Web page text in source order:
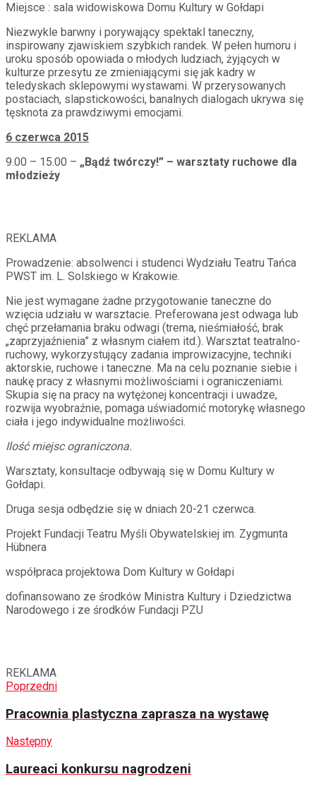
Miejsce : sala widowiskowa Domu Kultury w Gołdapi
Niezwykle barwny i porywający spektakl taneczny,
inspirowany zjawiskiem szybkich randek. W pełen humoru i
uroku sposób opowiada o młodych ludziach, żyjących w
kulturze przesytu ze zmieniającymi się jak kadry w
teledyskach sklepowymi wystawami. W przerysowanych
postaciach, slapstickowości, banalnych dialogach ukrywa się
tęsknota za prawdziwymi emocjami.
6 czerwca 2015
9.00 – 15.00 – „Bądź twórczy!” – warsztaty ruchowe dla
młodzieży
REKLAMA
Prowadzenie: absolwenci i studenci Wydziału Teatru Tańca
PWST im. L. Solskiego w Krakowie.
Nie jest wymagane żadne przygotowanie taneczne do
wzięcia udziału w warsztacie. Preferowana jest odwaga lub
chęć przełamania braku odwagi (trema, nieśmiałość, brak
„zaprzyjaźnienia” z własnym ciałem itd.). Warsztat teatralno-
ruchowy, wykorzystujący zadania improwizacyjne, techniki
aktorskie, ruchowe i taneczne. Ma na celu poznanie siebie i
naukę pracy z własnymi możliwościami i ograniczeniami.
Skupia się na pracy na wytężonej koncentracji i uwadze,
rozwija wyobraźnie, pomaga uświadomić motorykę własnego
ciała i jego indywidualne możliwości.
Ilość miejsc ograniczona.
Warsztaty, konsultacje odbywają się w Domu Kultury w
Gołdapi.
Druga sesja odbędzie się w dniach 20-21 czerwca.
Projekt Fundacji Teatru Myśli Obywatelskiej im. Zygmunta
Hübnera
współpraca projektowa Dom Kultury w Gołdapi
dofinansowano ze środków Ministra Kultury i Dziedzictwa
Narodowego i ze środków Fundacji PZU
REKLAMA
Poprzedni
Pracownia plastyczna zaprasza na wystawę
Następny
Laureaci konkursu nagrodzeni